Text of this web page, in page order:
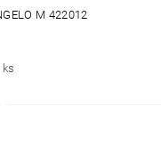
M 422012